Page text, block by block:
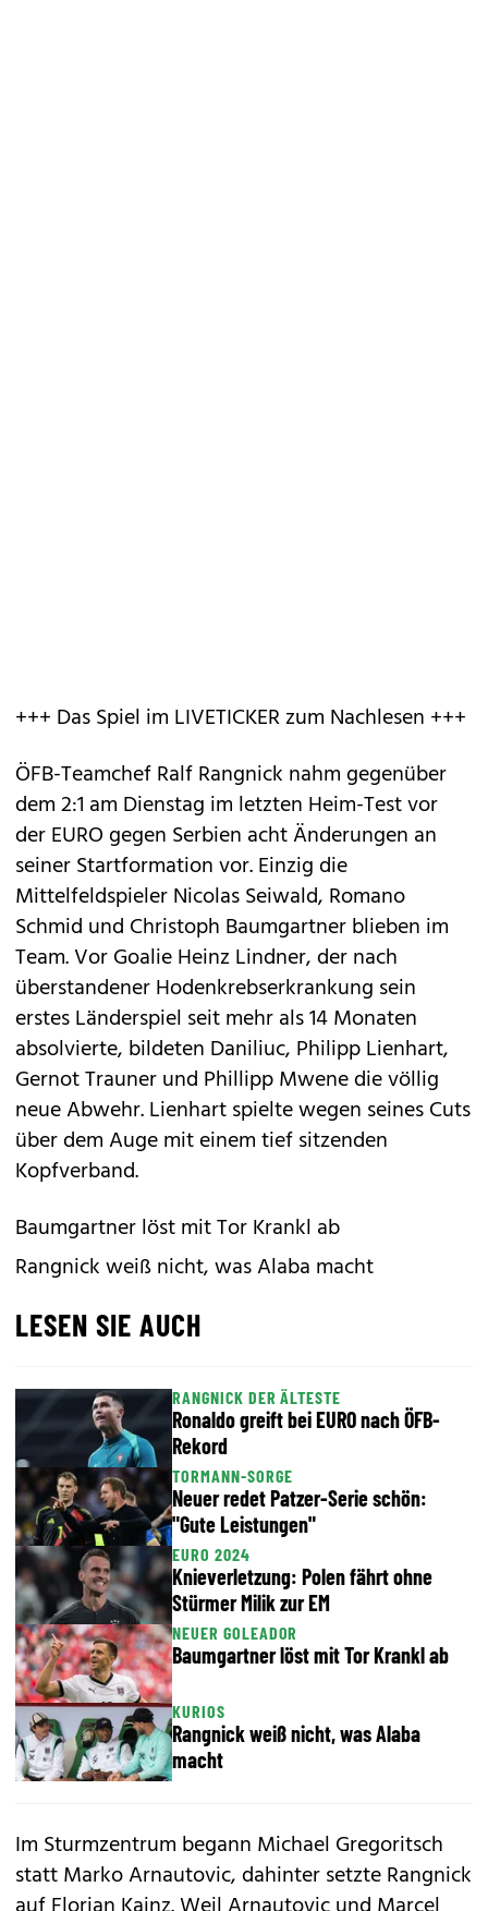
+++ Das Spiel im LIVETICKER zum Nachlesen +++
ÖFB-Teamchef Ralf Rangnick nahm gegenüber
dem 2:1 am Dienstag im letzten Heim-Test vor
der EURO gegen Serbien acht Änderungen an
seiner Startformation vor. Einzig die
Mittelfeldspieler Nicolas Seiwald, Romano
Schmid und Christoph Baumgartner blieben im
Team. Vor Goalie Heinz Lindner, der nach
überstandener Hodenkrebserkrankung sein
erstes Länderspiel seit mehr als 14 Monaten
absolvierte, bildeten Daniliuc, Philipp Lienhart,
Gernot Trauner und Phillipp Mwene die völlig
neue Abwehr. Lienhart spielte wegen seines Cuts
über dem Auge mit einem tief sitzenden
Kopfverband.
Baumgartner löst mit Tor Krankl ab
Rangnick weiß nicht, was Alaba macht
LESEN SIE AUCH
RANGNICK DER ÄLTESTE
Ronaldo greift bei EURO nach ÖFB-
Rekord
TORMANN-SORGE
Neuer redet Patzer-Serie schön:
"Gute Leistungen"
EURO 2024
Knieverletzung: Polen fährt ohne
Stürmer Milik zur EM
NEUER GOLEADOR
Baumgartner löst mit Tor Krankl ab
KURIOS
Rangnick weiß nicht, was Alaba
macht
Im Sturmzentrum begann Michael Gregoritsch
statt Marko Arnautovic, dahinter setzte Rangnick